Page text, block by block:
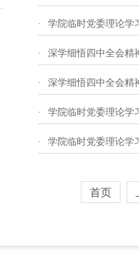
· 学院临时党委理论学
· 深学细悟四中全会
· 深学细悟四中全会
· 学院临时党委理论学
· 学院临时党委理论学
首页